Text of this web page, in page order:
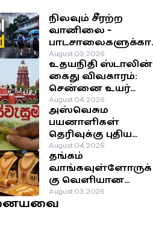
நிலவும் சீரற்ற
வானிலை –
பாடசாலைகளுக்கா
ன விடுமுறை
தொடர்பில்
வௌியான தகவல்!
August 03, 2026
உதயநிதி ஸ்டாலின்
கைது விவகாரம்:
சென்னை உயர்
நீதிமன்றம்
பிறப்பித்த அதிரடி
உத்தரவு!
August 04, 2026
அஸ்வெசும
பயனாளிகள்
தெரிவுக்கு புதிய
முறை: சமூக-
பொருளாதார
நிலைக்கு
முன்னுரிமை!
August 04, 2026
தங்கம்
வாங்கவுள்ளோருக்
கு வெளியான
மகிழ்ச்சி தகவல்!
August 03, 2026